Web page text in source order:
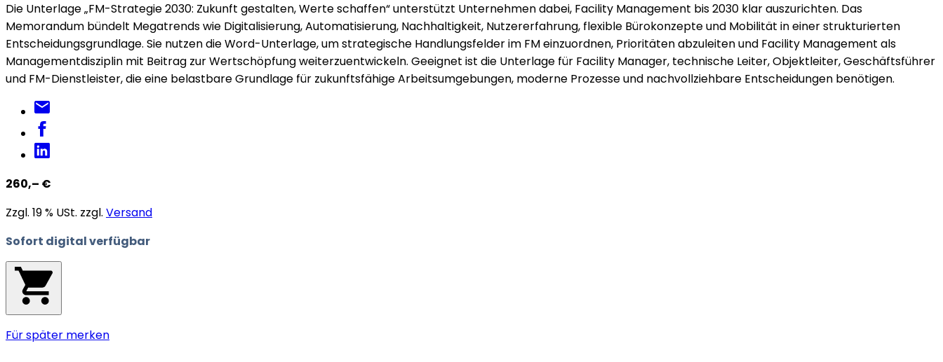
Die Unterlage „FM-Strategie 2030: Zukunft gestalten, Werte schaffen“ unterstützt Unternehmen dabei, Facility Management bis 2030 klar auszurichten. Das
Memorandum bündelt Megatrends wie Digitalisierung, Automatisierung, Nachhaltigkeit, Nutzererfahrung, flexible Bürokonzepte und Mobilität in einer strukturierten
Entscheidungsgrundlage. Sie nutzen die Word-Unterlage, um strategische Handlungsfelder im FM einzuordnen, Prioritäten abzuleiten und Facility Management als
Managementdisziplin mit Beitrag zur Wertschöpfung weiterzuentwickeln. Geeignet ist die Unterlage für Facility Manager, technische Leiter, Objektleiter, Geschäftsführer
und FM-Dienstleister, die eine belastbare Grundlage für zukunftsfähige Arbeitsumgebungen, moderne Prozesse und nachvollziehbare Entscheidungen benötigen.
260,– €
Zzgl. 19 % USt. zzgl. Versand
Sofort digital verfügbar
Für später merken